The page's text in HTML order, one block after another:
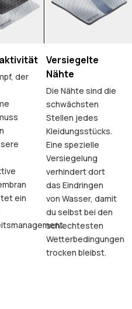
der
ein
Versiegelte
Nähte
Die Nähte sind die
schwächsten
Stellen jedes
Kleidungsstücks.
Eine spezielle
Versiegelung
verhindert dort
das Eindringen
von Wasser, damit
du selbst bei den
schlechtesten
Wetterbedingungen
trocken bleibst.